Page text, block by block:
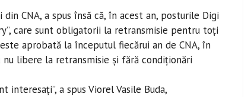
CNA, a spus însă că, în acest an, posturile Digi
care sunt obligatorii la retransmisie pentru toţi
aprobată la începutul fiecărui an de CNA, în
libere la retransmisie şi fără condiţionări
interesaţi”, a spus Viorel Vasile Buda,